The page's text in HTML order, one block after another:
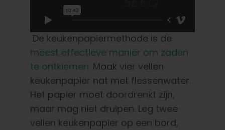
De keukenpapiermethode is de
meest effectieve manier om zaden
te ontkiemen. Maak vier vellen
keukenpapier nat met flessenwater.
Het papier moet doordrenkt zijn,
maar mag niet druipen. Leg twee
vellen keukenpapier op een bord,